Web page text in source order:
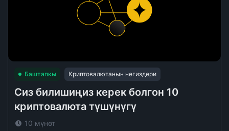
Баштапкы Криптовалютанын негиздери
Сиз билишиңиз керек болгон 10
криптовалюта түшүнүгү
10 мүнөт